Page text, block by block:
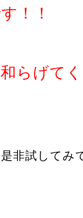
！！
らげて
非試してみ